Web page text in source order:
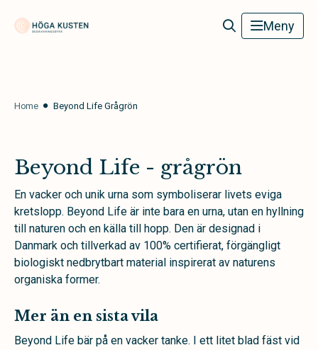
Höga Kusten Begravningsbyrå Meny
Home Beyond Life Grågrön
Beyond Life - grågrön
En vacker och unik urna som symboliserar livets eviga
kretslopp. Beyond Life är inte bara en urna, utan en hyllning
till naturen och en källa till hopp. Den är designad i
Danmark och tillverkad av 100% certifierat, förgängligt
biologiskt nedbrytbart material inspirerat av naturens
organiska former.
Mer än en sista vila
Beyond Life bär på en vacker tanke. I ett litet blad fäst vid